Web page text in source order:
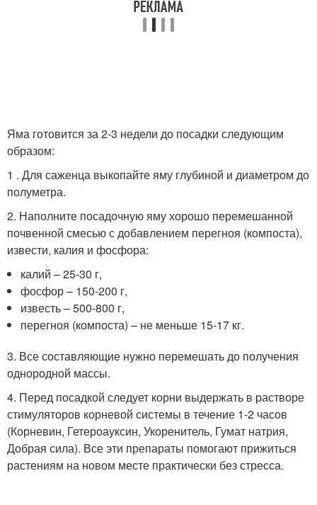
Яма готовится за 2-3 недели до посадки следующим
образом:
1 . Для саженца выкопайте яму глубиной и диаметром до
полуметра.
2. Наполните посадочную яму хорошо перемешанной
почвенной смесью с добавлением перегноя (компоста),
извести, калия и фосфора:
калий – 25-30 г,
фосфор – 150-200 г,
известь – 500-800 г,
перегноя (компоста) – не меньше 15-17 кг.
3. Все составляющие нужно перемешать до получения
однородной массы.
4. Перед посадкой следует корни выдержать в растворе
стимуляторов корневой системы в течение 1-2 часов
(Корневин, Гетероауксин, Укоренитель, Гумат натрия,
Добрая сила). Все эти препараты помогают прижиться
растениям на новом месте практически без стресса.